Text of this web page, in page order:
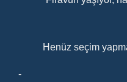
Henüz seçim
-